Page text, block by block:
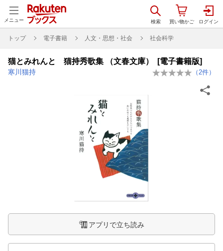
メニュー
トップ 電子書籍 人文・思想・社会 社会科学
猫とみれんと 猫持秀歌集 （文春文庫） [電子書籍版]
寒川猫持 （2件）
アプリで立ち読み